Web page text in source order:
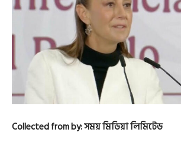
Collected from by: সময় মিডিয়া লিমিটেড